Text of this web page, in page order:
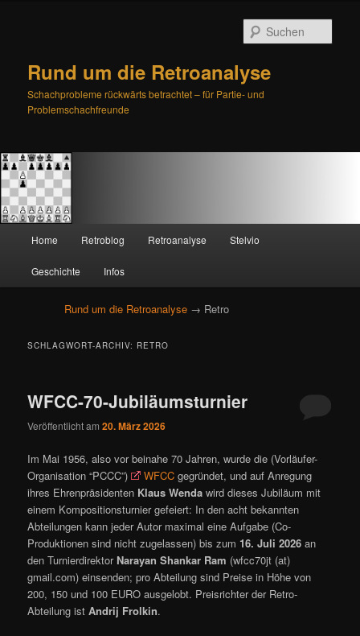
Rund um die Retroanalyse
Schachprobleme rückwärts betrachtet – für Partie- und
Problemschachfreunde
Zum
primären
Inhalt
springen
Zum
sekundären
Inhalt
springen
Home Retroblog Retroanalyse Stelvio
Geschichte Infos
Rund um die Retroanalyse → Retro
SCHLAGWORT-ARCHIV: RETRO
WFCC-70-Jubiläumsturnier
Veröffentlicht am20. März 2026
Im Mai 1956, also vor beinahe 70 Jahren, wurde die (Vorläufer-
Organisation “PCCC”)
WFCC gegründet, und auf Anregung
ihres Ehrenpräsidenten Klaus Wenda wird dieses Jubiläum mit
einem Kompositionsturnier gefeiert: In den acht bekannten
Abteilungen kann jeder Autor maximal eine Aufgabe (Co-
Produktionen sind nicht zugelassen) bis zum 16. Juli 2026 an
den Turnierdirektor Narayan Shankar Ram (wfcc70jt (at)
gmail.com) einsenden; pro Abteilung sind Preise in Höhe von
200, 150 und 100 EURO ausgelobt. Preisrichter der Retro-
Abteilung istAndrij Frolkin.